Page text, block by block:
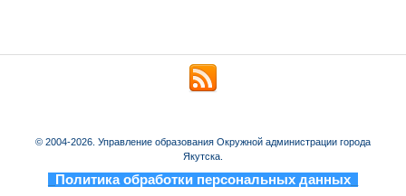
© 2004-2026. Управление образования Окружной администрации города
Якутска.
Политика обработки персональных данных